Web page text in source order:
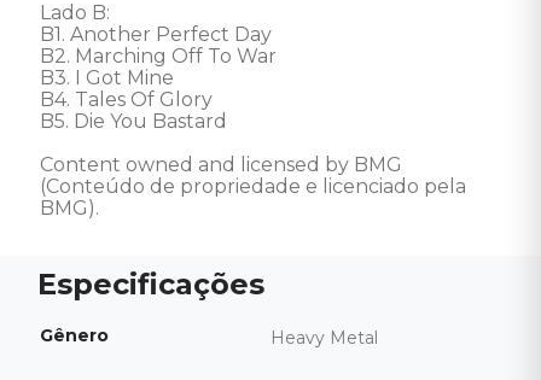
Lado B:
B1. Another Perfect Day
B2. Marching Off To War
B3. I Got Mine
B4. Tales Of Glory
B5. Die You Bastard
Content owned and licensed by BMG
(Conteúdo de propriedade e licenciado pela
BMG).
Gênero Heavy Metal